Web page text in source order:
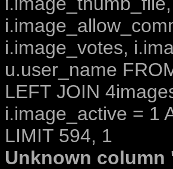
i.image_votes,
u.user_name
LEFT JOIN
i.image_active = 1
LIMIT 594, 1
Unknown